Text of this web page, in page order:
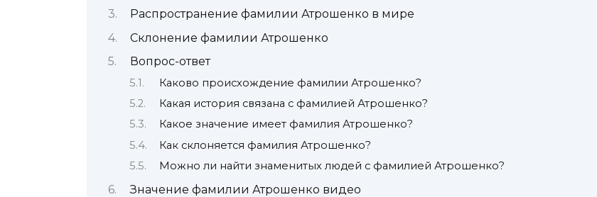
Распространение фамилии Атрошенко в мире
Склонение фамилии Атрошенко
Вопрос-ответ
Каково происхождение фамилии Атрошенко?
Какая история связана с фамилией Атрошенко?
Какое значение имеет фамилия Атрошенко?
Как склоняется фамилия Атрошенко?
Можно ли найти знаменитых людей с фамилией Атрошенко?
Значение фамилии Атрошенко видео